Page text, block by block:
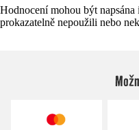
Hodnocení mohou být
prokazatelně nepoužili nebo